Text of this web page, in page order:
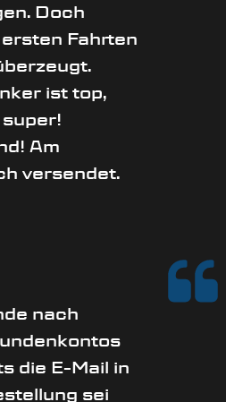
Doch
Fahrten
ist top,
Am
versendet.
nach
die E-Mail in
sei